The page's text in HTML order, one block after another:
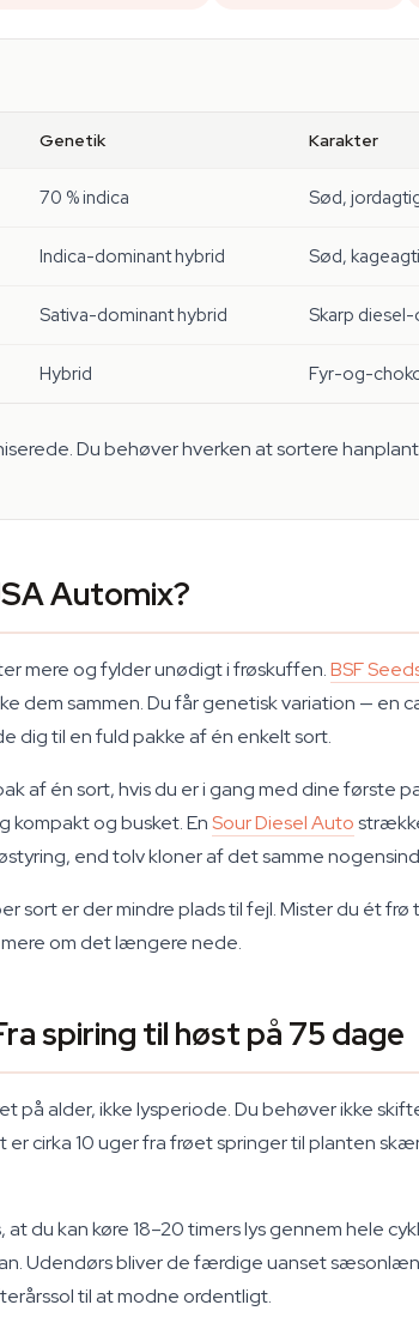
Genetik Karakter
70 % indica Sød,
Indica-dominant hybrid Sød,
Sativa-dominant hybrid Skarp
Hybrid Fyr-og-
Du behøver hverken at sortere
Automix?
mere og fylder unødigt i frøskuffen.BSF
dem sammen. Du får genetisk variation — en
til en fuld pakke af én enkelt sort.
af én sort, hvis du er i gang med dine første
kompakt og busket. EnSour Diesel Auto
end tolv kloner af det samme
er der mindre plads til fejl. Mister du ét
om det længere nede.
spiring til høst på 75 dage
på alder, ikke lysperiode. Du behøver ikke
er cirka 10 uger fra frøet springer til planten
du kan køre 18–20 timers lys gennem hele
Udendørs bliver de færdige uanset
til at modne ordentligt.